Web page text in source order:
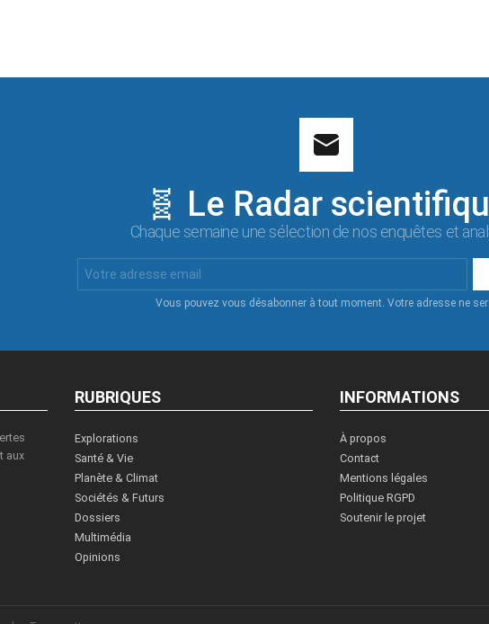
🧬 Le Radar
Chaque semaine une sélection de nos enquêtes et
Email
:
Vous pouvez vous désabonner à tout moment. Votre adresse ne
aux
RUBRIQUES
Explorations
Santé & Vie
Planète & Climat
Sociétés & Futurs
Dossiers
Multimédia
Opinions
INFORMATIONS
À propos
Contact
Mentions légales
Politique RGPD
Soutenir le projet